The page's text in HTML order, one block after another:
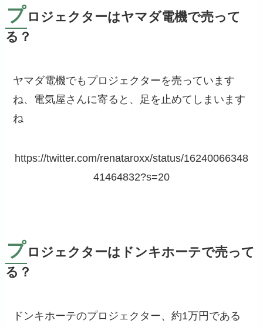
プ ロジェクターはヤマダ電機で売って
る？
ヤマダ電機でもプロジェクターを売っています
ね、電気屋さんに寄ると、足を止めてしまいます
ね
https://twitter.com/renataroxx/status/16240066348
41464832?s=20
プ ロジェクターはドンキホーテで売って
る？
ドンキホーテのプロジェクター、約1万円である